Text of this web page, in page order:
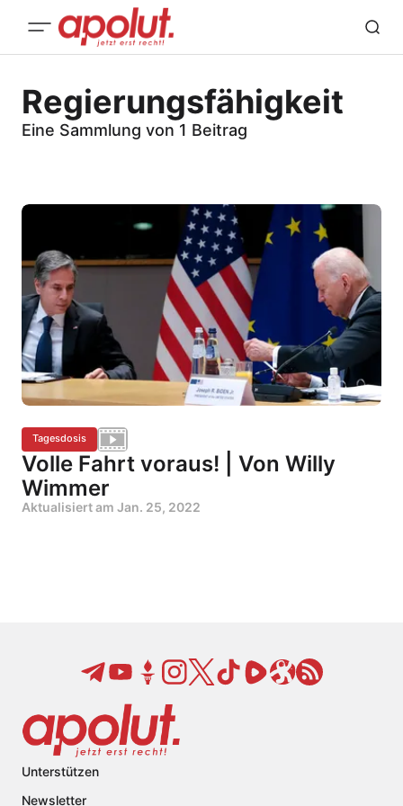
Regierungsfähigkeit
Eine Sammlung von 1 Beitrag
Tagesdosis
Volle Fahrt voraus! | Von Willy
Wimmer
Aktualisiert am Jan. 25, 2022
Unterstützen
Newsletter